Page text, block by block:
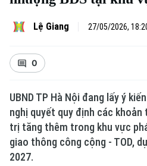
Lệ Giang 27/05/2026,
0
UBND TP Hà Nội đang lấy ý
nghị quyết quy định các
trị tăng thêm trong khu vực
giao thông công cộng - TOD,
2027.